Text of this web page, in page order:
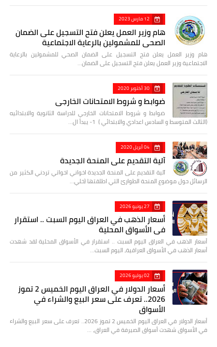
12 مارس 2023
هام وزير العمل يعلن فتح التسجيل على الضمان
الصحي للمشمولين بالرعاية الاجتماعية
هام وزير العمل يعلن فتح التسجيل على الضمان الصحي للمشمولين بالرعاية
الاجتماعية وزير العمل يعلن فتح التسجيل على الضمان…
30 أكتوبر 2020
ضوابط و شروط الامتحانات الخارجي
ضوابط و شروط الامتحانات الخارجي للدراسة الثانوية والابتدائيه
(الثالث المتوسط و السادس اعدادي والابتدائي ) 1- يبدأ ال…
04 أبريل 2020
آلية التقديم على المنحة الجديدة
آلية التقديم على المنحة الجديدة اخواني اخواتي تردني الكثير من
الرسائل حول موضوع المنحة الطوارئ التي اطلقتها (خلي…
27 يونيو 2026
أسعار الذهب في العراق اليوم السبت .. استقرار
في الأسواق المحلية
أسعار الذهب في العراق اليوم السبت .. استقرار في الأسواق المحلية لقد شهدت
أسعار الذهب في الأسواق العراقية، اليوم السبت…
02 يوليو 2026
أسعار الدولار في العراق اليوم الخميس 2 تموز
2026.. تعرف على سعر البيع والشراء في
الأسواق
أسعار الدولار في العراق اليوم الخميس 2 تموز 2026.. تعرف على سعر البيع والشراء
في الأسواق شهدت أسواق الصيرفة في العراق، …